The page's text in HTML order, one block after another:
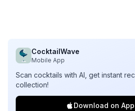
CocktailWave
Mobile App
Scan cocktails with AI, get instant
collection!
Download on